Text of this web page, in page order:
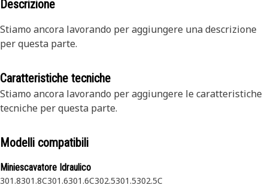
Descrizione
Stiamo ancora lavorando per aggiungere una descrizione
per questa parte.
Caratteristiche tecniche
Stiamo ancora lavorando per aggiungere le caratteristiche
tecniche per questa parte.
Modelli compatibili
Miniescavatore Idraulico
301.8301.8C301.6301.6C302.5301.5302.5C